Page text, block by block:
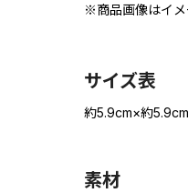
※商品画像はイメ
サイズ表
約5.9cm×約5.9cm
素材